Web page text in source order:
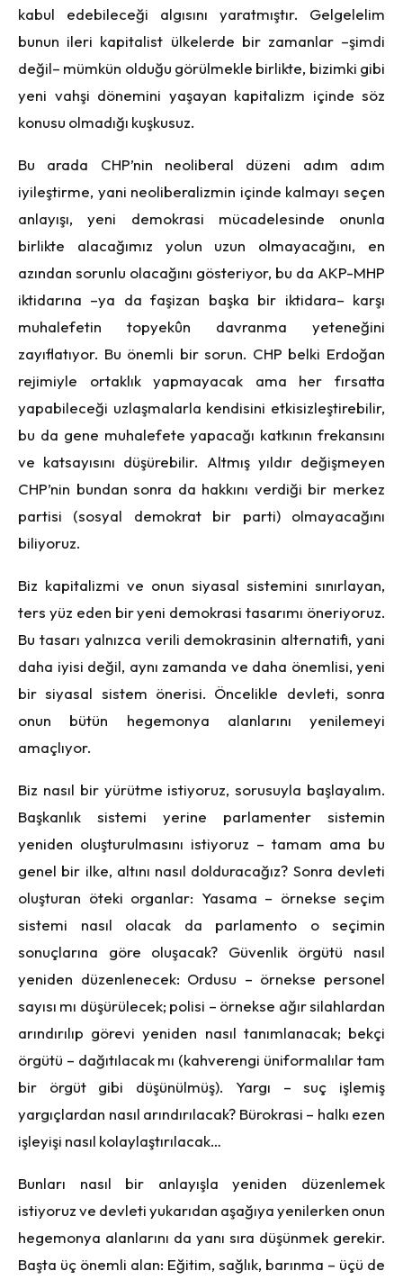
kabul edebileceği algısını yaratmıştır. Gelgelelim
bunun ileri kapitalist ülkelerde bir zamanlar –şimdi
değil– mümkün olduğu görülmekle birlikte, bizimki gibi
yeni vahşi dönemini yaşayan kapitalizm içinde söz
konusu olmadığı kuşkusuz.
Bu arada CHP’nin neoliberal düzeni adım adım
iyileştirme, yani neoliberalizmin içinde kalmayı seçen
anlayışı, yeni demokrasi mücadelesinde onunla
birlikte alacağımız yolun uzun olmayacağını, en
azından sorunlu olacağını gösteriyor, bu da AKP-MHP
iktidarına –ya da faşizan başka bir iktidara– karşı
muhalefetin topyekûn davranma yeteneğini
zayıflatıyor. Bu önemli bir sorun. CHP belki Erdoğan
rejimiyle ortaklık yapmayacak ama her fırsatta
yapabileceği uzlaşmalarla kendisini etkisizleştirebilir,
bu da gene muhalefete yapacağı katkının frekansını
ve katsayısını düşürebilir. Altmış yıldır değişmeyen
CHP’nin bundan sonra da hakkını verdiği bir merkez
partisi (sosyal demokrat bir parti) olmayacağını
biliyoruz.
Biz kapitalizmi ve onun siyasal sistemini sınırlayan,
ters yüz eden bir yeni demokrasi tasarımı öneriyoruz.
Bu tasarı yalnızca verili demokrasinin alternatifi, yani
daha iyisi değil, aynı zamanda ve daha önemlisi, yeni
bir siyasal sistem önerisi. Öncelikle devleti, sonra
onun bütün hegemonya alanlarını yenilemeyi
amaçlıyor.
Biz nasıl bir yürütme istiyoruz, sorusuyla başlayalım.
Başkanlık sistemi yerine parlamenter sistemin
yeniden oluşturulmasını istiyoruz – tamam ama bu
genel bir ilke, altını nasıl dolduracağız? Sonra devleti
oluşturan öteki organlar: Yasama – örnekse seçim
sistemi nasıl olacak da parlamento o seçimin
sonuçlarına göre oluşacak? Güvenlik örgütü nasıl
yeniden düzenlenecek: Ordusu – örnekse personel
sayısı mı düşürülecek; polisi – örnekse ağır silahlardan
arındırılıp görevi yeniden nasıl tanımlanacak; bekçi
örgütü – dağıtılacak mı (kahverengi üniformalılar tam
bir örgüt gibi düşünülmüş). Yargı – suç işlemiş
yargıçlardan nasıl arındırılacak? Bürokrasi – halkı ezen
işleyişi nasıl kolaylaştırılacak…
Bunları nasıl bir anlayışla yeniden düzenlemek
istiyoruz ve devleti yukarıdan aşağıya yenilerken onun
hegemonya alanlarını da yanı sıra düşünmek gerekir.
Başta üç önemli alan: Eğitim, sağlık, barınma – üçü de